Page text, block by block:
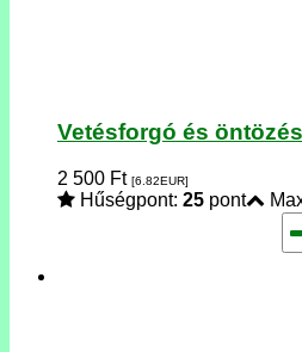
Vetésforgó és öntözés
2 500 Ft [6.82EUR]
Hűségpont: 25 pont